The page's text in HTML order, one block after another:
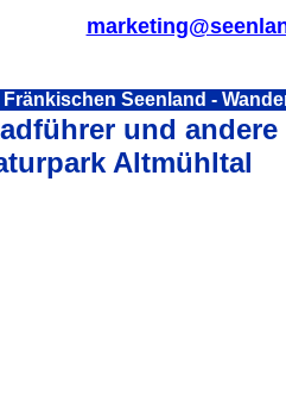
Seenland -
und
Altmühltal